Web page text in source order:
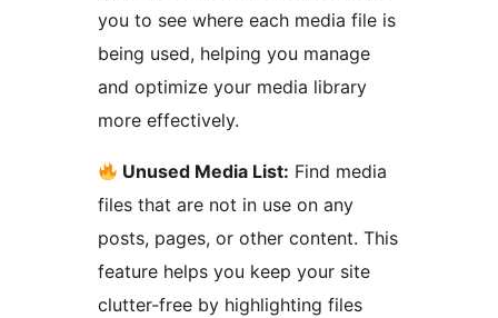
you to see where each media file is
being used, helping you manage
and optimize your media library
more effectively.
Unused Media List: Find media
files that are not in use on any
posts, pages, or other content. This
feature helps you keep your site
clutter-free by highlighting files